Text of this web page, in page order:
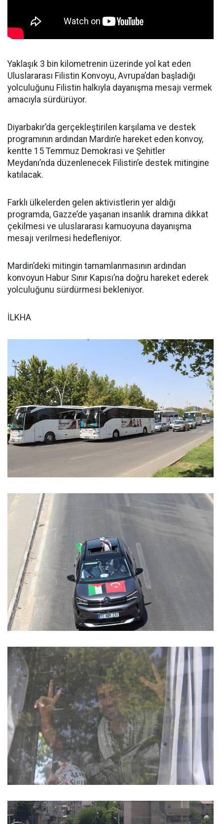
Yaklaşık 3 bin kilometrenin üzerinde yol kat eden
Uluslararası Filistin Konvoyu, Avrupa’dan başladığı
yolculuğunu Filistin halkıyla dayanışma mesajı vermek
amacıyla sürdürüyor.
Diyarbakır’da gerçekleştirilen karşılama ve destek
programının ardından Mardin’e hareket eden konvoy,
kentte 15 Temmuz Demokrasi ve Şehitler
Meydanı’nda düzenlenecek Filistin’e destek mitingine
katılacak.
Farklı ülkelerden gelen aktivistlerin yer aldığı
programda, Gazze’de yaşanan insanlık dramına dikkat
çekilmesi ve uluslararası kamuoyuna dayanışma
mesajı verilmesi hedefleniyor.
Mardin’deki mitingin tamamlanmasının ardından
konvoyun Habur Sınır Kapısı’na doğru hareket ederek
yolculuğunu sürdürmesi bekleniyor.
İLKHA